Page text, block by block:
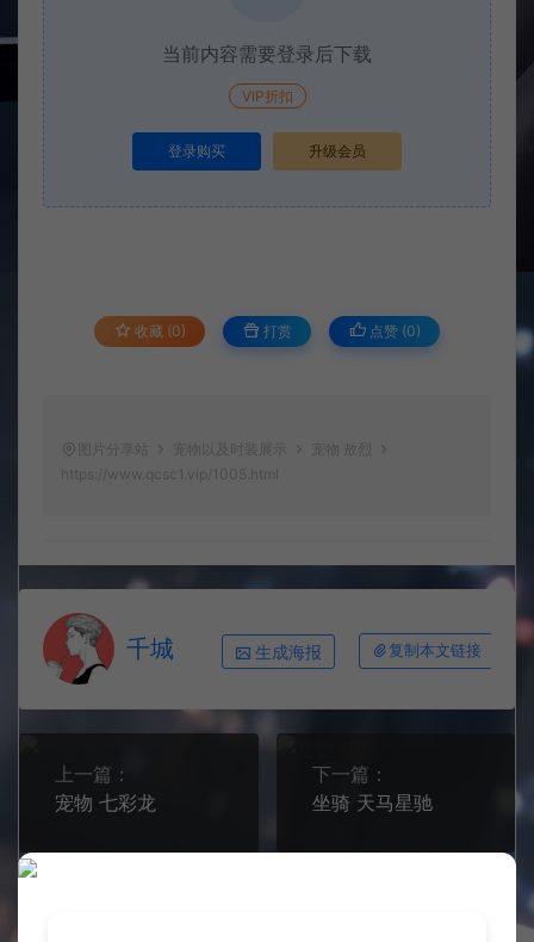
当前内容需要登录后下载
VIP折扣
登录购买 升级会员
收藏 (0) 打赏 点赞 (0)
图片分享站 宠物以及时装展示
宠物 敖烈
https://www.qcsc1.vip/1005.html
千城 生成海报 复制本文链接
上一篇：
宠物 七彩龙
下一篇：
坐骑 天马星驰